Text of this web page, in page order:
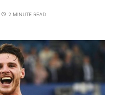
2 MINUTE READ